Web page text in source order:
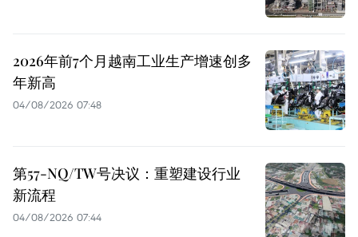
2026年前7个月越南工业生产增速创多
年新高
04/08/2026 07:48
第57-NQ/TW号决议：重塑建设行业
新流程
04/08/2026 07:44